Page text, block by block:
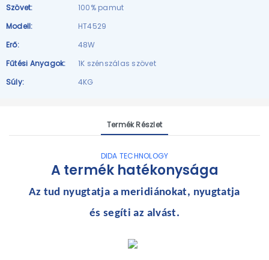
Szövet:
100% pamut
Modell:
HT4529
Erő:
48W
Fűtési Anyagok:
1K szénszálas szövet
Súly:
4KG
Termék Részlet
DIDA TECHNOLOGY
A termék hatékonysága
Az tud nyugtatja a meridiánokat, nyugtatja
és segíti az alvást.